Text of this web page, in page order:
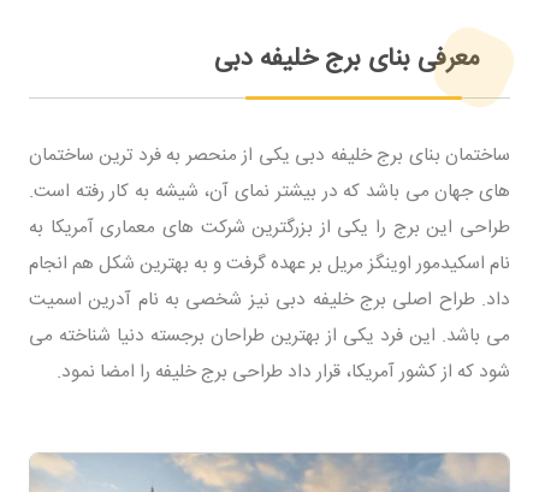
معرفی بنای برج خلیفه دبی
ساختمان بنای برج خلیفه دبی یکی از منحصر به فرد ترین ساختمان
های جهان می باشد که در بیشتر نمای آن، شیشه به کار رفته است.
طراحی این برج را یکی از بزرگترین شرکت های معماری آمریکا به
نام اسکیدمور اوینگز مریل بر عهده گرفت و به بهترین شکل هم انجام
داد. طراح اصلی برج خلیفه دبی نیز شخصی به نام آدرین اسمیت
می باشد. این فرد یکی از بهترین طراحان برجسته دنیا شناخته می
شود که از کشور آمریکا، قرار داد طراحی برج خلیفه را امضا نمود.